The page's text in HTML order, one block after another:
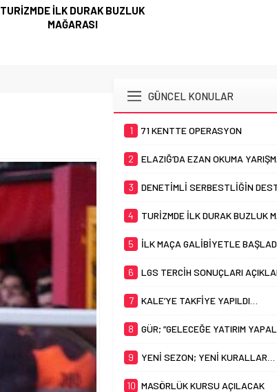
TURİZMDE İLK DURAK BUZLUK
MAĞARASI
GÜNCEL KONULAR
1 71 KENTTE OPERASYON
2 ELAZIĞ’DA EZAN OKUMA
3 DENETİMLİ SERBESTLİĞİN
4 TURİZMDE İLK DURAK BUZLUK
5 İLK MAÇA GALİBİYETLE
6 LGS TERCİH SONUÇLARI
7 KALE’YE TAKFİYE YAPILDI…
8 GÜR; ”GELECEĞE YATIRIM
9 YENİ SEZON; YENİ KURALLAR…
10 MASÖRLÜK KURSU AÇILACAK